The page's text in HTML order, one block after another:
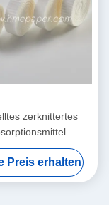
zerknittertes
Hitze-und
Austausch
Preis erhalten